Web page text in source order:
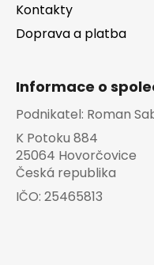
Kontakty
Doprava a platba
Informace o
Podnikatel: Roman
K Potoku 884
25064 Hovorčovice
Česká republika
IČO: 25465813